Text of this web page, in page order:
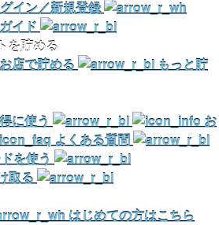
イン／新規登録
イド
を貯める
お店で貯める
もっと貯
に使う
お
よくある質問
を使う
取る
はじめての方はこちら